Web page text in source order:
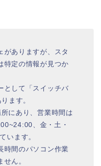
がありますが、スタ
特定の情報が見つか
として「スイッチバ
ます。
にあり、営業時間は
、金・土・
います。
時間のパソコン作業
ん。